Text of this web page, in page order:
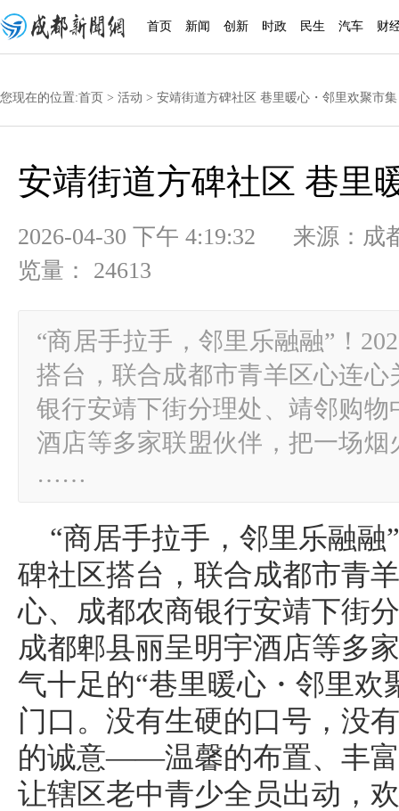
首页 新闻 创新 时政 民生 汽车 财
您现在的位置:首页 > 活动 > 安靖街道方碑社区 巷里暖心・邻里欢聚市集
安靖街道方碑社区 巷里
2026-04-30 下午 4:19:32 来源：
览量： 24613
“商居手拉手，邻里乐融融”！
搭台，联合成都市青羊区心连
银行安靖下街分理处、靖邻购
酒店等多家联盟伙伴，把一场烟
……
“商居手拉手，邻里乐融融
碑社区搭台，联合成都市青
心、成都农商银行安靖下街
成都郫县丽呈明宇酒店等多
气十足的“巷里暖心・邻里欢
门口。没有生硬的口号，没
的诚意——温馨的布置、丰
让辖区老中青少全员出动，